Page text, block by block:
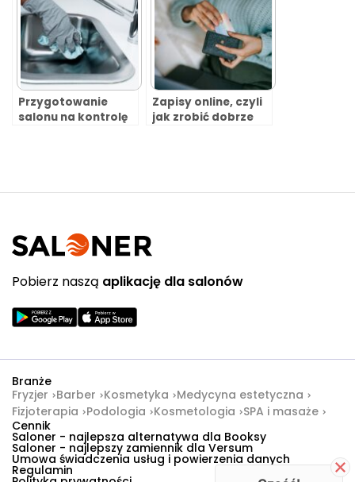
Przygotowanie
salonu na kontrolę
Zapisy online, czyli
jak zrobić dobrze
Pobierz naszą aplikację dla salonów
Branże
Fryzjer Barber Kosmetyka Medycyna estetyczna
Fizjoterapia Podologia Kosmetologia SPA i masaże
Cennik
Saloner - najlepsza alternatywa dla Booksy
Saloner - najlepszy zamiennik dla Versum
Umowa świadczenia usług i powierzenia danych
Regulamin